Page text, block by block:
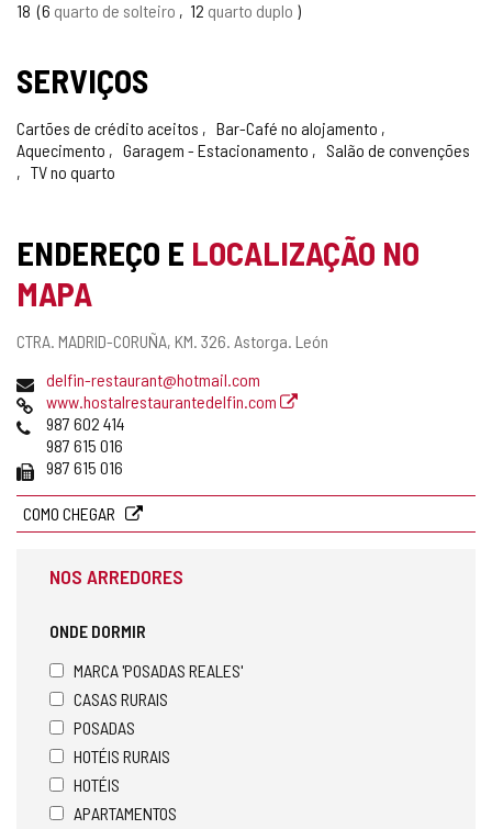
18 6 quarto de solteiro 12 quarto duplo
SERVIÇOS
Cartões de crédito aceitos
Bar-Café no alojamento
Aquecimento
Garagem - Estacionamento
Salão de convenções
TV no quarto
ENDEREÇO E LOCALIZAÇÃO NO
MAPA
Endereço
CTRA. MADRID-CORUÑA, KM. 326. Astorga. León
Endereço
de
email
delfin-restaurant@hotmail.com
Pagina
web
www.hostalrestaurantedelfin.com
Telefones
987 602 414
987 615 016
Fax 987 615 016
COMO CHEGAR
NOS ARREDORES
ONDE DORMIR
MARCA 'POSADAS REALES'
CASAS RURAIS
POSADAS
HOTÉIS RURAIS
HOTÉIS
APARTAMENTOS